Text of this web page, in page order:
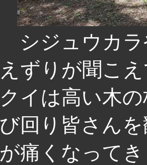
シジュウカラ
えずりが聞こ
クイは高い木
び回り皆さん
が痛くなって